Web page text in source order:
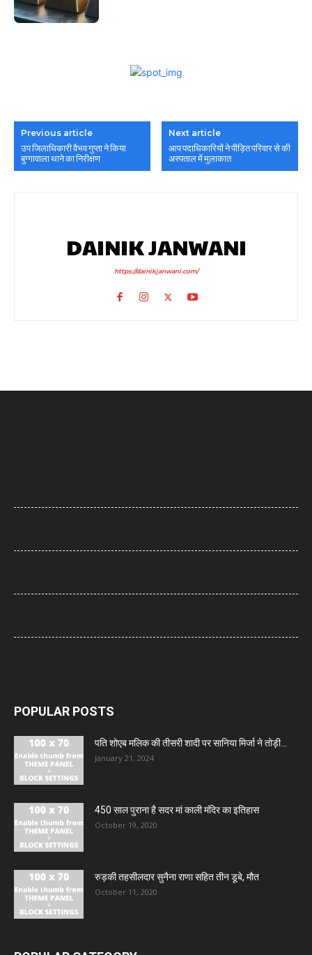
Previous article
उप जिलाधिकारी वैभव गुप्ता ने किया
बुग्गावाला थाने का निरीक्षण
Next article
आप पदाधिकारियों ने पीड़ित परिवार से की
अस्पताल में मुलाकात
DAINIK JANWANI
https://dainikjanwani.com/
POPULAR POSTS
पति शोएब मलिक की तीसरी शादी पर सानिया मिर्जा ने तोड़ी...
January 21, 2024
450 साल पुराना है सदर मां काली मंदिर का इतिहास
October 19, 2020
रुड़की तहसीलदार सुनैना राणा सहित तीन डूबे, मौत
October 11, 2020